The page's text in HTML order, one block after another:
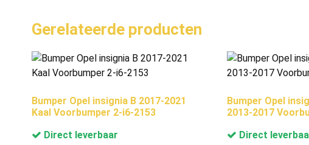
Gerelateerde producten
Bumper Opel insignia B 2017-2021
Kaal Voorbumper 2-i6-2153
Direct leverbaar
Bumper Opel
2013-2017
Direct